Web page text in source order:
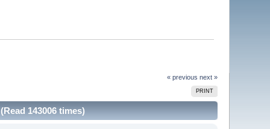
« previous next »
PRINT
143006 times)